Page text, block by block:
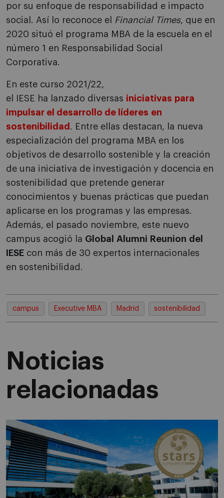
por su enfoque de responsabilidad e impacto
social. Así lo reconoce el
Financial Times, que en
2020 situó el programa MBA de la escuela en el
número 1 en Responsabilidad Social
Corporativa.
En este curso 2021/22,
el IESE ha lanzado diversas iniciativas para
impulsar el desarrollo de líderes en
sostenibilidad . Entre ellas destacan, la nueva
especialización del programa MBA en los
objetivos de desarrollo sostenible y la creación
de una iniciativa de investigación y docencia en
sostenibilidad que pretende generar
conocimientos y buenas prácticas que puedan
aplicarse en los programas y las empresas.
Además, el pasado noviembre, este nuevo
campus acogió la Global Alumni Reunion del
IESE con más de 30 expertos internacionales
en sostenibilidad.
campus Executive MBA Madrid sostenibilidad
Noticias
relacionadas